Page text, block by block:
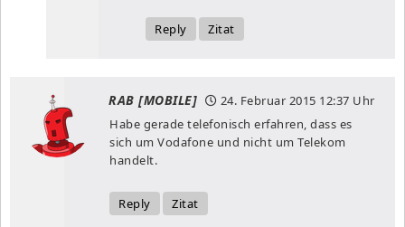
Reply Zitat
RAB [MOBILE] 24. Februar 2015 12:37 Uhr
Habe gerade telefonisch erfahren, dass es
sich um Vodafone und nicht um Telekom
handelt.
Reply Zitat